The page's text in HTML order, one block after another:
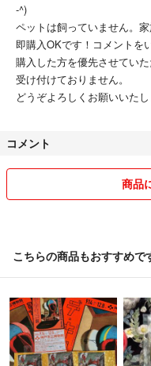
-^)
ペットは飼っていません。家
即購入OKです！コメントを
購入した方を優先させてい
受け付けておりません。
どうぞよろしくお願いいた
コメント
商品
こちらの商品もおすすめで